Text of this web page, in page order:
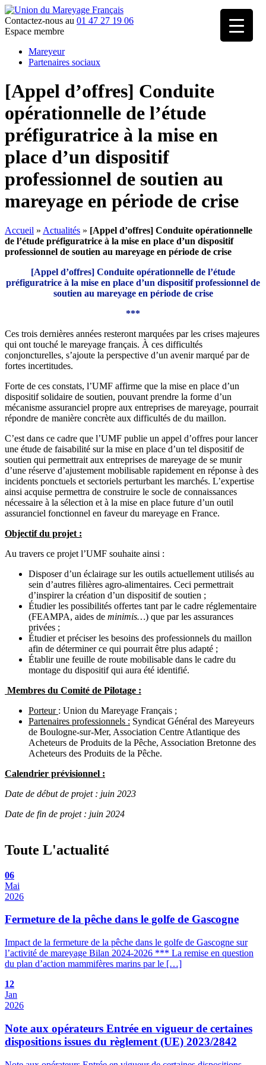
Contactez-nous au 01 47 27 19 06
Espace membre
Mareyeur
Partenaires sociaux
[Appel d’offres] Conduite
opérationnelle de l’étude
préfiguratrice à la mise en
place d’un dispositif
professionnel de soutien au
mareyage en période de crise
Accueil » Actualités » [Appel d’offres] Conduite opérationnelle
de l’étude préfiguratrice à la mise en place d’un dispositif
professionnel de soutien au mareyage en période de crise
[Appel d’offres] Conduite opérationnelle de l’étude
préfiguratrice à la mise en place d’un dispositif professionnel de
soutien au mareyage en période de crise
***
Ces trois dernières années resteront marquées par les crises majeures
qui ont touché le mareyage français. À ces difficultés
conjoncturelles, s’ajoute la perspective d’un avenir marqué par de
fortes incertitudes.
Forte de ces constats, l’UMF affirme que la mise en place d’un
dispositif solidaire de soutien, pouvant prendre la forme d’un
mécanisme assuranciel propre aux entreprises de mareyage, pourrait
répondre de manière concrète aux difficultés de du maillon.
C’est dans ce cadre que l’UMF publie un appel d’offres pour lancer
une étude de faisabilité sur la mise en place d’un tel dispositif de
soutien qui permettrait aux entreprises de mareyage de se munir
d’une réserve d’ajustement mobilisable rapidement en réponse à des
incidents ponctuels et sectoriels perturbant les marchés. L’expertise
ainsi acquise permettra de construire le socle de connaissances
nécessaire à la sélection et à la mise en place future d’un outil
assuranciel fonctionnel en faveur du mareyage en France.
Objectif du projet :
Au travers ce projet l’UMF souhaite ainsi :
Disposer d’un éclairage sur les outils actuellement utilisés au
sein d’autres filières agro-alimentaires. Ceci permettrait
d’inspirer la création d’un dispositif de soutien ;
Étudier les possibilités offertes tant par le cadre réglementaire
(FEAMPA, aides de minimis…) que par les assurances
privées ;
Étudier et préciser les besoins des professionnels du maillon
afin de déterminer ce qui pourrait être plus adapté ;
Établir une feuille de route mobilisable dans le cadre du
montage du dispositif qui aura été identifié.
Membres du Comité de Pilotage :
Porteur : Union du Mareyage Français ;
Partenaires professionnels : Syndicat Général des Mareyeurs
de Boulogne-sur-Mer, Association Centre Atlantique des
Acheteurs de Produits de la Pêche, Association Bretonne des
Acheteurs des Produits de la Pêche.
Calendrier prévisionnel :
Date de début de projet : juin 2023
Date de fin de projet : juin 2024
Toute L'actualité
06
Mai
2026
Fermeture de la pêche dans le golfe de Gascogne
Impact de la fermeture de la pêche dans le golfe de Gascogne sur
l’activité de mareyage Bilan 2024-2026 *** La remise en question
du plan d’action mammifères marins par le […]
12
Jan
2026
Note aux opérateurs Entrée en vigueur de certaines
dispositions issues du règlement (UE) 2023/2842